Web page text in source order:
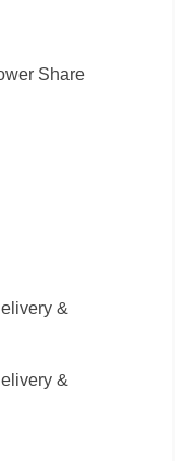
Share
&
&